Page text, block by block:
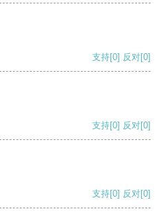
支持[0] 反对[0]
支持[0] 反对[0]
支持[0] 反对[0]